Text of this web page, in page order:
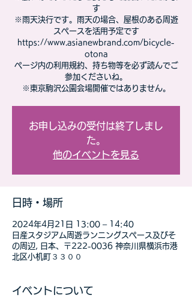
す
※雨天決行です。雨天の場合、屋根のある周遊
スペースを活用予定です
https://www.asianewbrand.com/bicycle-
otona
ページ内の利用規約、持ち物等を必ず読んでご
参加くださいね。
※東京駒沢公園会場開催ではありません。
お申し込みの受付は終了しまし
た。
他のイベントを見る
日時・場所
2024年4月21日 13:00 – 14:40
日産スタジアム周遊ランニングスペース及びそ
の周辺, 日本、〒222-0036 神奈川県横浜市港
北区小机町３３００
イベントについて